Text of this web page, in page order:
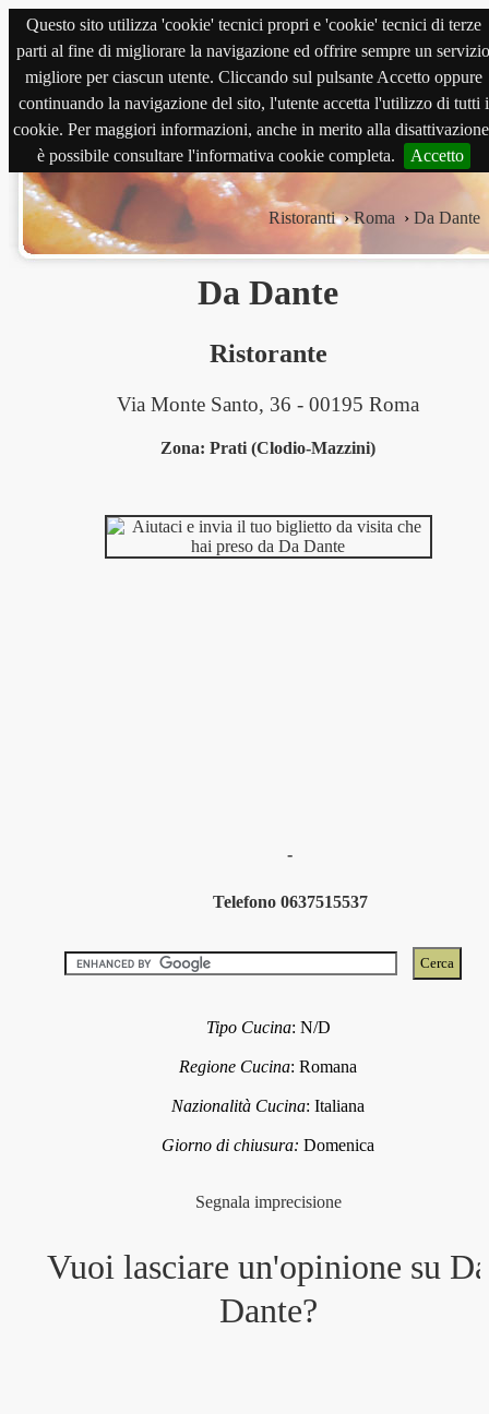
Questo sito utilizza 'cookie' tecnici propri e 'cookie' tecnici di terze
parti al fine di migliorare la navigazione ed offrire sempre un servizio
migliore per ciascun utente. Cliccando sul pulsante Accetto oppure
continuando la navigazione del sito, l'utente accetta l'utilizzo di tutti i
cookie. Per maggiori informazioni, anche in merito alla
è possibile consultare l'informativa cookie completa.
Accetto
magnabene.com
Ristoranti ›Roma › Da Dante
Da Dante
Ristorante
Via Monte Santo, 36 - 00195 Roma
Zona: Prati (Clodio-Mazzini)
-
Telefono 0637515537
Tipo Cucina: N/D
Regione Cucina:Romana
Nazionalità Cucina:Italiana
Giorno di chiusura:Domenica
Segnala imprecisione
Vuoi lasciare un'opinione su Da
Dante?